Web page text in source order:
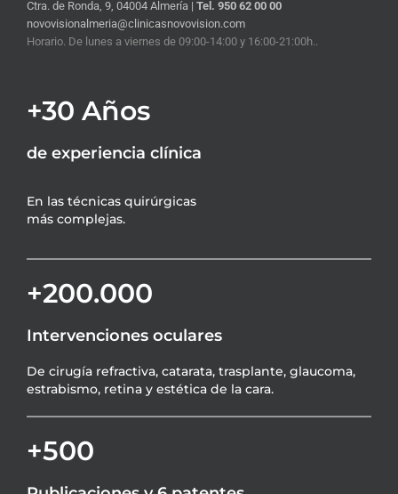
Ctra. de Ronda, 9, 04004 Almería | Tel. 950 62 00 00
novovisionalmeria@clinicasnovovision.com
Horario. De lunes a viernes de 09:00-14:00 y 16:00-21:00h..
+30 Años
de experiencia clínica
En las técnicas quirúrgicas
más complejas.
+200.000
Intervenciones oculares
De cirugía refractiva, catarata, trasplante, glaucoma,
estrabismo, retina y estética de la cara.
+500